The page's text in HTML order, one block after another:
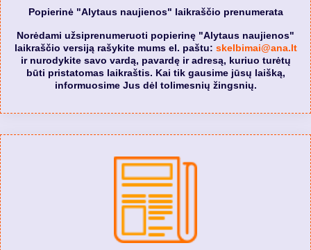
Popierinė "Alytaus naujienos" laikraščio prenumerata
Norėdami užsiprenumeruoti popierinę "Alytaus naujienos"
laikraščio versiją rašykite mums el. paštu: skelbimai@ana.lt
ir nurodykite savo vardą, pavardę ir adresą, kuriuo turėtų
būti pristatomas laikraštis. Kai tik gausime jūsų laišką,
informuosime Jus dėl tolimesnių žingsnių.